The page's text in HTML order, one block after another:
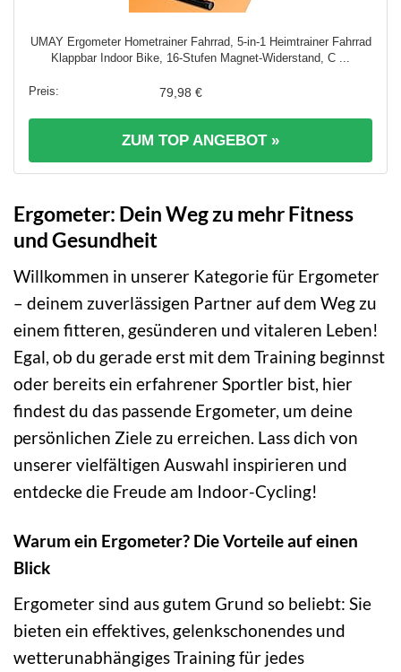
UMAY Ergometer Hometrainer Fahrrad, 5-in-1 Heimtrainer Fahrrad
Klappbar Indoor Bike, 16-Stufen Magnet-Widerstand, C ...
79,98 €
ZUM TOP ANGEBOT »
Ergometer: Dein Weg zu mehr Fitness
und Gesundheit
Willkommen in unserer Kategorie für Ergometer
– deinem zuverlässigen Partner auf dem Weg zu
einem fitteren, gesünderen und vitaleren Leben!
Egal, ob du gerade erst mit dem Training beginnst
oder bereits ein erfahrener Sportler bist, hier
findest du das passende Ergometer, um deine
persönlichen Ziele zu erreichen. Lass dich von
unserer vielfältigen Auswahl inspirieren und
entdecke die Freude am Indoor-Cycling!
Warum ein Ergometer? Die Vorteile auf einen
Blick
Ergometer sind aus gutem Grund so beliebt: Sie
bieten ein effektives, gelenkschonendes und
wetterunabhängiges Training für jedes